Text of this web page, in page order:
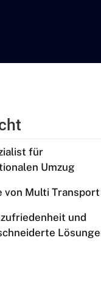
für
Umzug
von Multi Transport
und